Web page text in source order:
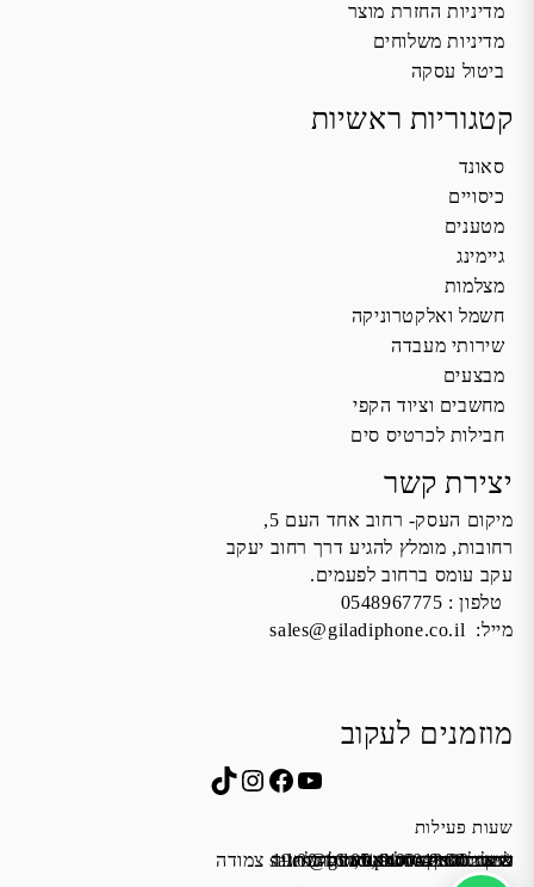
מדיניות החזרת מוצר
מדיניות משלוחים
ביטול עסקה
קטגוריות ראשיות
סאונד
כיסויים
מטענים
גיימינג
מצלמות
חשמל ואלקטרוניקה
שירותי מעבדה
מבצעים
מחשבים וציוד הקפי
חבילות לכרטיס סים
יצירת קשר
מיקום העסק- רחוב אחד העם 5,
רחובות, מומלץ להגיע דרך רחוב יעקב
עקב עומס ברחוב לפעמים.
טלפון : 0548967775
מייל: sales@giladiphone.co.il
מוזמנים לעקוב
YouTube
Facebook
Instagram
TikTok
שעות פעילות
כתובת: אחד העם 5, רחובות
א׳-ה׳ 19:00-16:00,14:00-9:30
שישי 9:00-13:00
שבת סגור
מייל:sales@giladiphone.co.il
מיקום חנייה: יש אפשרות לחניה צמודה
לחנות התקשרו ואדאג לזה.
*נא להתקשר לפני הגעה